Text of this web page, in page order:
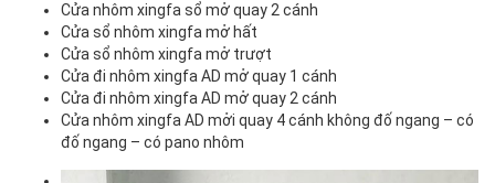
Cửa nhôm xingfa sổ mở quay 2 cánh
Cửa sổ nhôm xingfa mở hất
Cửa sổ nhôm xingfa mở trượt
Cửa đi nhôm xingfa AD mở quay 1 cánh
Cửa đi nhôm xingfa AD mở quay 2 cánh
Cửa nhôm xingfa AD mởi quay 4 cánh không đố ngang – có
đố ngang – có pano nhôm